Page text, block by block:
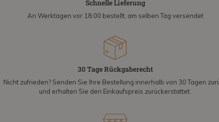
Schnelle Lieferung
An Werktagen vor 18:00 bestellt, am selben Tag versendet
30 Tage Rückgaberecht
Nicht zufrieden? Senden Sie Ihre Bestellung innerhalb von 30 Tagen
und erhalten Sie den Einkaufspreis zurückerstattet.